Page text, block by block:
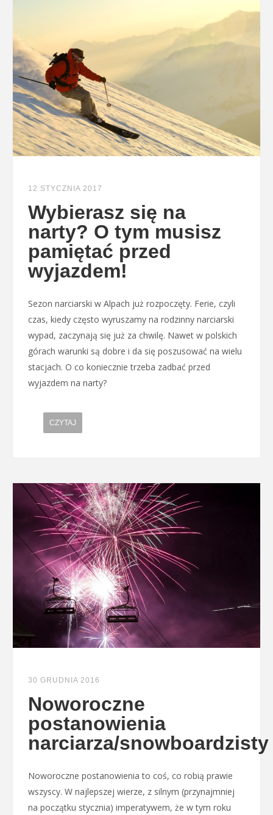
12 STYCZNIA 2017
Wybierasz się na
narty? O tym musisz
pamiętać przed
wyjazdem!
Sezon narciarski w Alpach już rozpoczęty. Ferie, czyli
czas, kiedy często wyruszamy na rodzinny narciarski
wypad, zaczynają się już za chwilę. Nawet w polskich
górach warunki są dobre i da się poszusować na wielu
stacjach. O co koniecznie trzeba zadbać przed
wyjazdem na narty?
CZYTAJ
30 GRUDNIA 2016
Noworoczne
postanowienia
narciarza/snowboardzisty
Noworoczne postanowienia to coś, co robią prawie
wszyscy. W najlepszej wierze, z silnym (przynajmniej
na początku stycznia) imperatywem, że w tym roku